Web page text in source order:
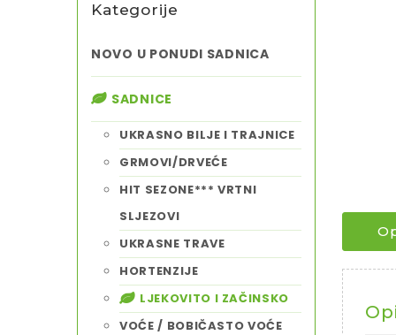
Kategorije
NOVO U PONUDI SADNICA
SADNICE
UKRASNO BILJE I TRAJNICE
GRMOVI/DRVEĆE
HIT SEZONE*** VRTNI
SLJEZOVI
UKRASNE TRAVE
HORTENZIJE
LJEKOVITO I ZAČINSKO
VOĆE / BOBIČASTO VOĆE